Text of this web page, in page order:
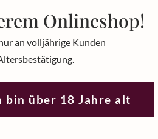
Onlineshop!
an volljährige Kunden
bin über 18 Jahre alt
strahlendes gelb. In der
und Grüne Paprika.
nach Johannisbeere und